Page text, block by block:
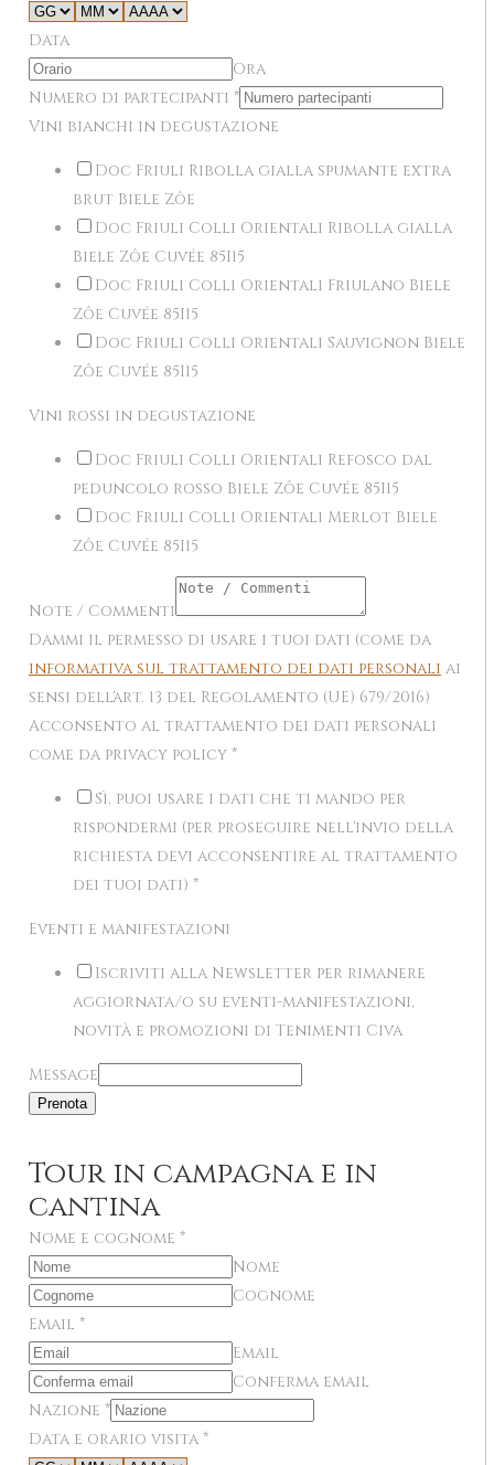
Data
Ora
Numero di partecipanti *
Vini bianchi in degustazione
Doc Friuli Ribolla gialla spumante extra
brut Biele Zôe
Doc Friuli Colli Orientali Ribolla gialla
Biele Zôe Cuvée 85I15
Doc Friuli Colli Orientali Friulano Biele
Zôe Cuvée 85I15
Doc Friuli Colli Orientali Sauvignon Biele
Zôe Cuvée 85I15
Vini rossi in degustazione
Doc Friuli Colli Orientali Refosco dal
peduncolo rosso Biele Zôe Cuvée 85I15
Doc Friuli Colli Orientali Merlot Biele
Zôe Cuvée 85I15
Note / Commenti
Dammi il permesso di usare i tuoi dati (come da
informativa sul trattamento dei dati personali ai
sensi dell'art. 13 del Regolamento (UE) 679/2016)
Acconsento al trattamento dei dati personali
come da privacy policy *
Sì, puoi usare i dati che ti mando per
rispondermi (per proseguire nell'invio della
richiesta devi acconsentire al trattamento
dei tuoi dati) *
Eventi e manifestazioni
Iscriviti alla Newsletter per rimanere
aggiornata/o su eventi-manifestazioni,
novità e promozioni di Tenimenti Civa
Message
Prenota
Tour in campagna e in
cantina
Nome e cognome *
Nome
Cognome
Email *
Email
Conferma email
Nazione *
Data e orario visita *